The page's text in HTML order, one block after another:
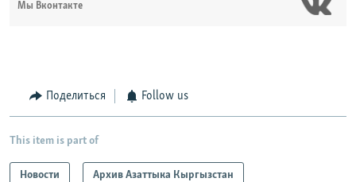
Мы Вконтакте
Поделиться Follow us
This item is part of
Новости Архив Азаттыка Кыргызстан